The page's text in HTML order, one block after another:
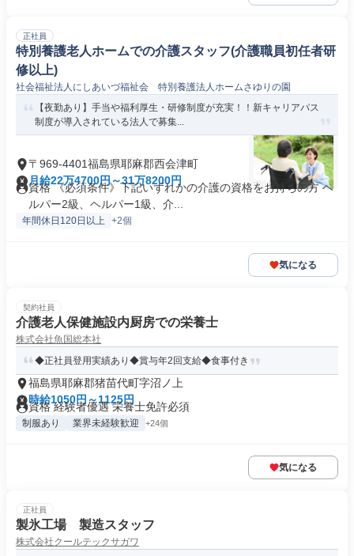
正社員
特別養護老人ホームでの介護スタッフ(介護職員初任者研
修以上)
社会福祉法人にしあいづ福祉会 特別養護法人ホームさゆりの園
【夜勤あり】手当や福利厚生・研修制度が充実！！新キャリアパス
制度が導入されている法人で募集...
〒969-4401福島県耶麻郡西会津町
月給22万4700円～31万8200円
資格 《必須条件》下記いずれかの介護の資格をお持ちの方 ヘ
ルパー2級、ヘルパー1級、介...
年間休日120日以上 +2個
気になる
契約社員
介護老人保健施設内厨房での栄養士
株式会社魚国総本社
◆正社員登用実績あり◆賞与年2回支給◆食事付き
福島県耶麻郡猪苗代町字沼ノ上
時給1050円～1125円
資格 経験者優遇 栄養士免許必須
制服あり 業界未経験歓迎 +24個
気になる
正社員
製氷工場 製造スタッフ
株式会社クールテックサガワ